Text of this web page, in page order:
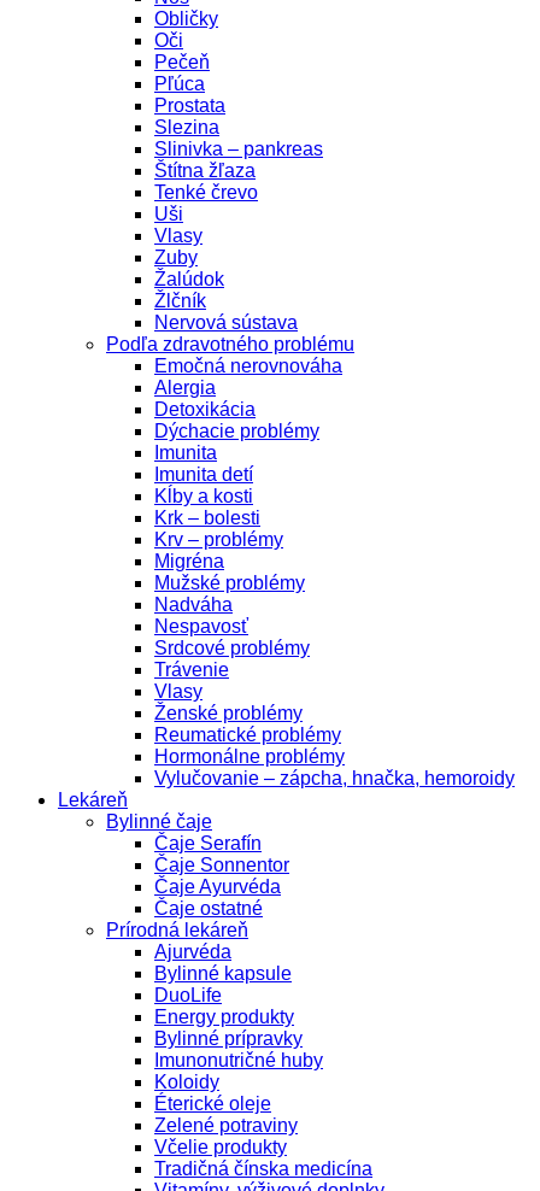
Obličky
Oči
Pečeň
Pľúca
Prostata
Slezina
Slinivka – pankreas
Štítna žľaza
Tenké črevo
Uši
Vlasy
Zuby
Žalúdok
Žlčník
Nervová sústava
Podľa zdravotného problému
Emočná nerovnováha
Alergia
Detoxikácia
Dýchacie problémy
Imunita
Imunita detí
Kĺby a kosti
Krk – bolesti
Krv – problémy
Migréna
Mužské problémy
Nadváha
Nespavosť
Srdcové problémy
Trávenie
Vlasy
Ženské problémy
Reumatické problémy
Hormonálne problémy
Vylučovanie – zápcha, hnačka, hemoroidy
Lekáreň
Bylinné čaje
Čaje Serafín
Čaje Sonnentor
Čaje Ayurvéda
Čaje ostatné
Prírodná lekáreň
Ajurvéda
Bylinné kapsule
DuoLife
Energy produkty
Bylinné prípravky
Imunonutričné huby
Koloidy
Éterické oleje
Zelené potraviny
Včelie produkty
Tradičná čínska medicína